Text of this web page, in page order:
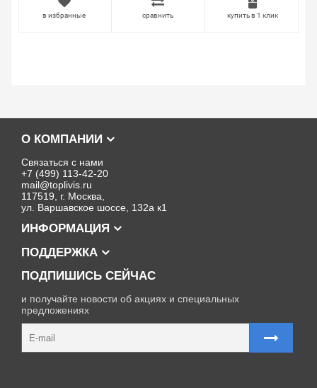
в избранные сравнить купить в 1 клик
О КОМПАНИИ
Связаться с нами
+7 (499) 113-42-20
mail@toplivis.ru
117519, г. Москва,
ул. Варшавское шоссе, 132а к1
ИНФОРМАЦИЯ
ПОДДЕРЖКА
ПОДПИШИСЬ СЕЙЧАС
и получайте новости об акциях и специальных
предложениях